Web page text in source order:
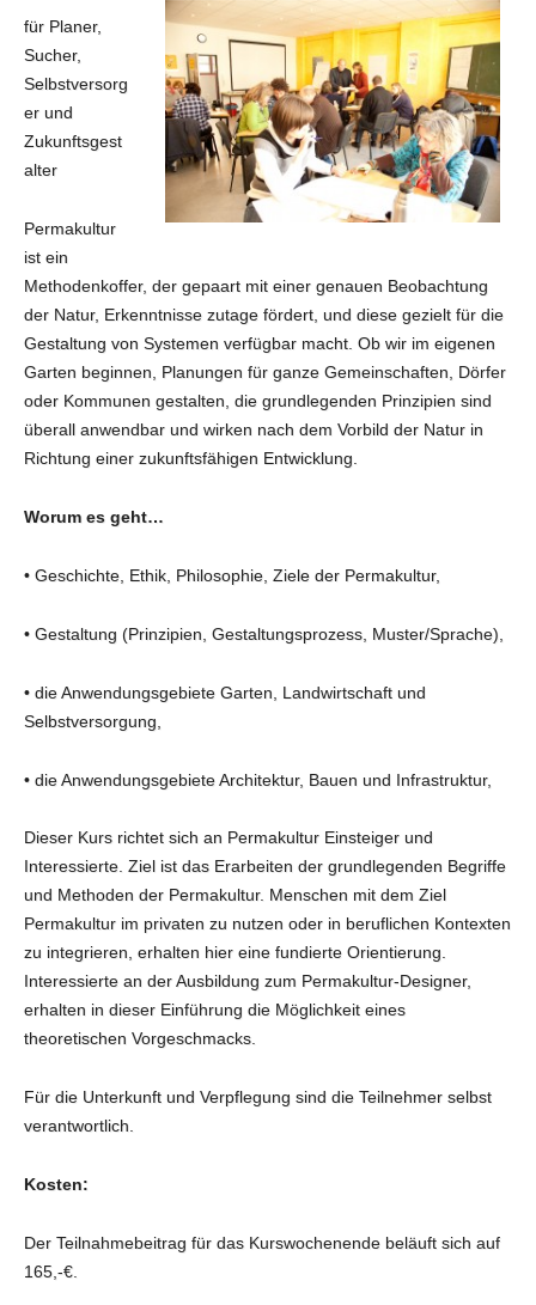
für Planer,
Sucher,
Selbstversorg
er und
Zukunftsgest
alter
Permakultur
ist ein
Methodenkoffer, der gepaart mit einer genauen Beobachtung
der Natur, Erkenntnisse zutage fördert, und diese gezielt für die
Gestaltung von Systemen verfügbar macht. Ob wir im eigenen
Garten beginnen, Planungen für ganze Gemeinschaften, Dörfer
oder Kommunen gestalten, die grundlegenden Prinzipien sind
überall anwendbar und wirken nach dem Vorbild der Natur in
Richtung einer zukunftsfähigen Entwicklung.
Worum es geht…
• Geschichte, Ethik, Philosophie, Ziele der Permakultur,
• Gestaltung (Prinzipien, Gestaltungsprozess, Muster/Sprache),
• die Anwendungsgebiete Garten, Landwirtschaft und
Selbstversorgung,
• die Anwendungsgebiete Architektur, Bauen und Infrastruktur,
Dieser Kurs richtet sich an Permakultur Einsteiger und
Interessierte. Ziel ist das Erarbeiten der grundlegenden Begriffe
und Methoden der Permakultur. Menschen mit dem Ziel
Permakultur im privaten zu nutzen oder in beruflichen Kontexten
zu integrieren, erhalten hier eine fundierte Orientierung.
Interessierte an der Ausbildung zum Permakultur-Designer,
erhalten in dieser Einführung die Möglichkeit eines
theoretischen Vorgeschmacks.
Für die Unterkunft und Verpflegung sind die Teilnehmer selbst
verantwortlich.
Kosten:
Der Teilnahmebeitrag für das Kurswochenende beläuft sich auf
165,-€.